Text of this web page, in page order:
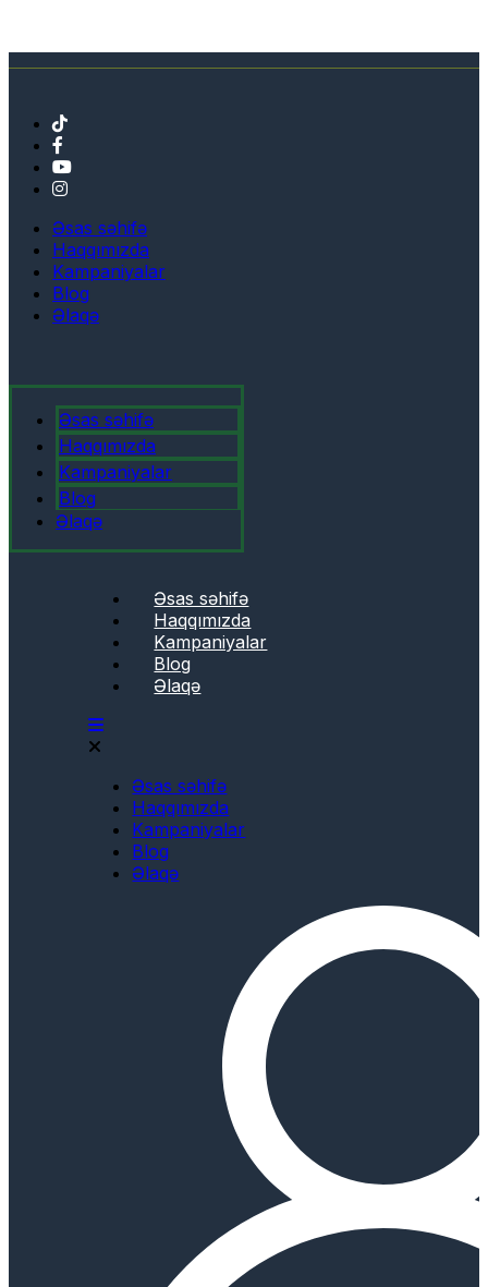
Əsas səhifə
Haqqımızda
Kampaniyalar
Blog
Əlaqə
Əsas səhifə
Haqqımızda
Kampaniyalar
Blog
Əlaqə
Əsas səhifə
Haqqımızda
Kampaniyalar
Blog
Əlaqə
Əsas səhifə
Haqqımızda
Kampaniyalar
Blog
Əlaqə